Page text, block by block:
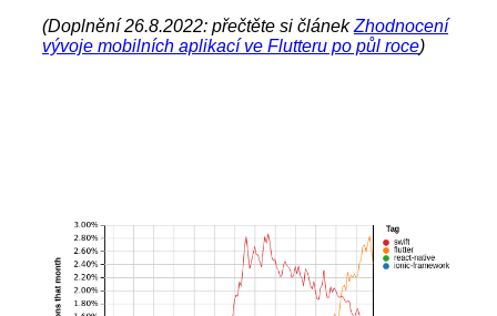
(Doplnění 26.8.2022: přečtěte si článekZhodnocení
vývoje mobilních aplikací ve Flutteru po půl roce)